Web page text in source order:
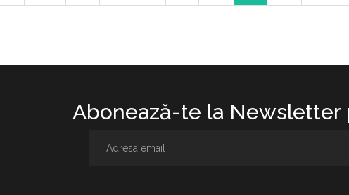
Abonează-te la Newsletter